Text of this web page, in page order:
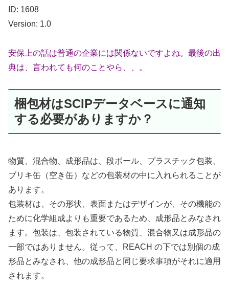
ID: 1608
Version: 1.0
安保上の話は普通の企業には関係ないですよね。最後の出
典は、言われても何のことやら、、。
梱包材はSCIPデータベースに通知
する必要がありますか？
物質、混合物、成形品は、段ボール、プラスチック包装、
ブリキ缶（空き缶）などの包装材の中に入れられることが
あります。
包装材は、その形状、表面またはデザインが、その機能の
ために化学組成よりも重要であるため、成形品とみなされ
ます。包装は、包装されている物質、混合物又は成形品の
一部ではありません。従って、REACH の下では別個の成
形品とみなされ、他の成形品と同じ要求事項がそれに適用
されます。